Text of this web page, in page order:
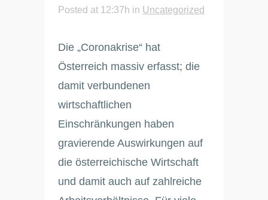
Posted at 12:37h in Uncategorized
Die „Coronakrise“ hat
Österreich massiv erfasst; die
damit verbundenen
wirtschaftlichen
Einschränkungen haben
gravierende Auswirkungen auf
die österreichische Wirtschaft
und damit auch auf zahlreiche